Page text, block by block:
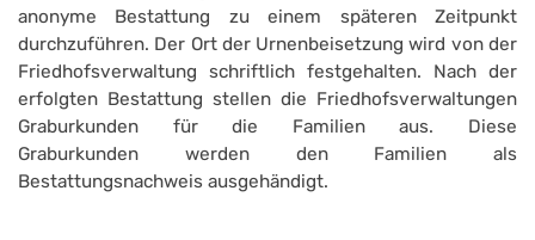
anonyme Bestattung zu einem späteren Zeitpunkt
durchzuführen. Der Ort der Urnenbeisetzung wird von der
Friedhofsverwaltung schriftlich festgehalten. Nach der
erfolgten Bestattung stellen die Friedhofsverwaltungen
Graburkunden für die Familien aus. Diese
Graburkunden werden den Familien als
Bestattungsnachweis ausgehändigt.